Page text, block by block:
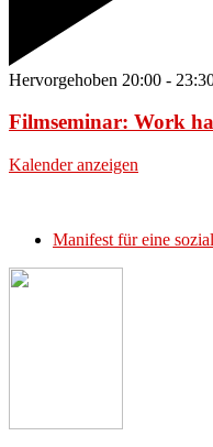
Hervorgehoben 20:00 -
Filmseminar: Work
Kalender anzeigen
Manifest für eine